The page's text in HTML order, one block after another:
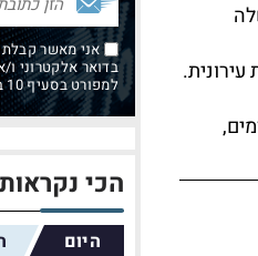
אני מאשר קבלת
בדואר אלקטרוני
למפורט בסעיף 10 בתנאי השימוש
הכי נקראות
היום